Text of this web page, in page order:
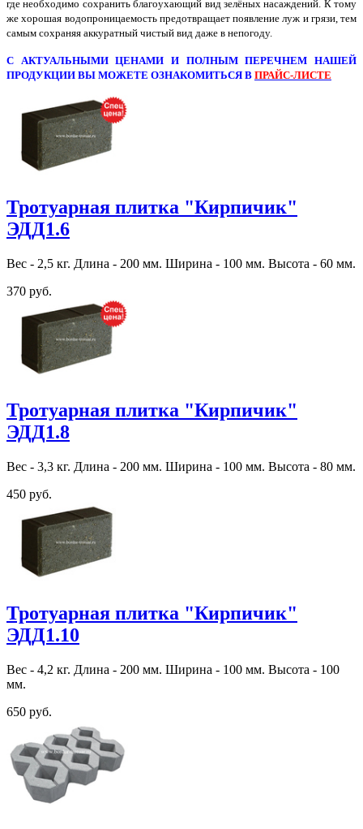
где необходимо сохранить благоухающий вид зелёных насаждений. К тому
же хорошая водопроницаемость предотвращает появление луж и грязи, тем
самым сохраняя аккуратный чистый вид даже в непогоду.
С АКТУАЛЬНЫМИ ЦЕНАМИ И ПОЛНЫМ ПЕРЕЧНЕМ НАШЕЙ
ПРОДУКЦИИ ВЫ МОЖЕТЕ ОЗНАКОМИТЬСЯ В ПРАЙС-ЛИСТЕ
Тротуарная плитка "Кирпичик"
ЭДД1.6
Вес - 2,5 кг. Длина - 200 мм. Ширина - 100 мм. Высота - 60 мм.
370 руб.
Тротуарная плитка "Кирпичик"
ЭДД1.8
Вес - 3,3 кг. Длина - 200 мм. Ширина - 100 мм. Высота - 80 мм.
450 руб.
Тротуарная плитка "Кирпичик"
ЭДД1.10
Вес - 4,2 кг. Длина - 200 мм. Ширина - 100 мм. Высота - 100
мм.
650 руб.